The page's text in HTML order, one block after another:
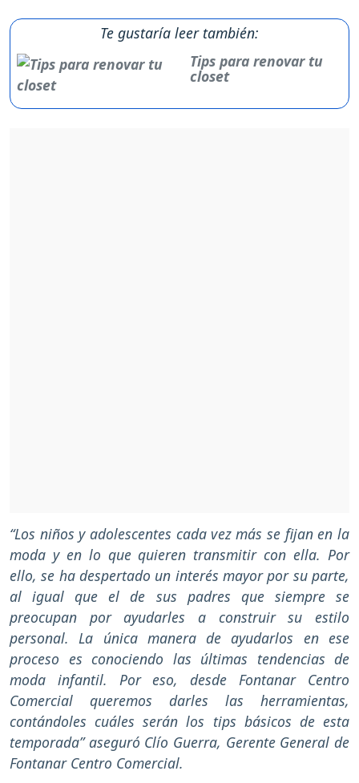
Te gustaría leer también:
Tips para renovar tu
closet
“Los niños y adolescentes cada vez más se fijan en la
moda y en lo que quieren transmitir con ella. Por
ello, se ha despertado un interés mayor por su parte,
al igual que el de sus padres que siempre se
preocupan por ayudarles a construir su estilo
personal. La única manera de ayudarlos en ese
proceso es conociendo las últimas tendencias de
moda infantil. Por eso, desde Fontanar Centro
Comercial queremos darles las herramientas,
contándoles cuáles serán los tips básicos de esta
temporada” aseguró Clío Guerra, Gerente General de
Fontanar Centro Comercial.